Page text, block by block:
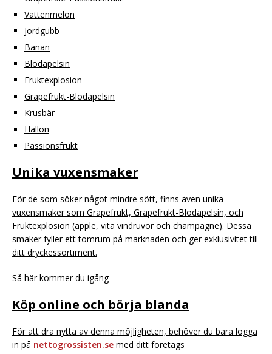
Vattenmelon
Jordgubb
Banan
Blodapelsin
Fruktexplosion
Grapefrukt-Blodapelsin
Krusbär
Hallon
Passionsfrukt
Unika vuxensmaker
För de som söker något mindre sött, finns även unika
vuxensmaker som Grapefrukt, Grapefrukt-Blodapelsin, och
Fruktexplosion (äpple, vita vindruvor och champagne). Dessa
smaker fyller ett tomrum på marknaden och ger exklusivitet till
ditt dryckessortiment.
Så här kommer du igång
Köp online och börja blanda
För att dra nytta av denna möjligheten, behöver du bara logga
in på nettogrossisten.se med ditt företags